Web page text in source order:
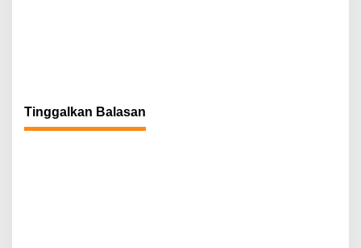
Tinggalkan Balasan